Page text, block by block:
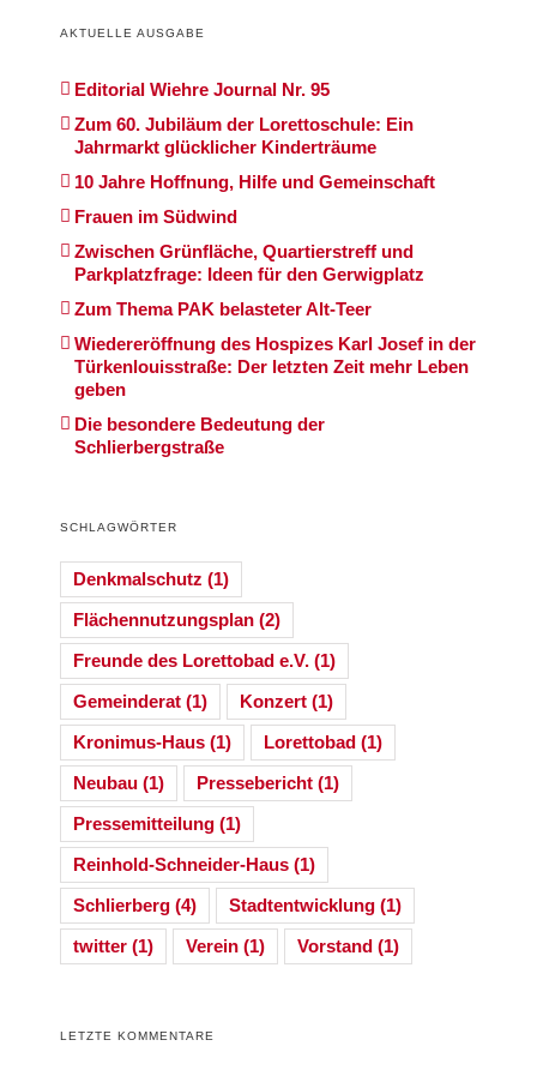
AKTUELLE AUSGABE
Editorial Wiehre Journal Nr. 95
Zum 60. Jubiläum der Lorettoschule: Ein
Jahrmarkt glücklicher Kinderträume
10 Jahre Hoffnung, Hilfe und Gemeinschaft
Frauen im Südwind
Zwischen Grünfläche, Quartierstreff und
Parkplatzfrage: Ideen für den Gerwigplatz
Zum Thema PAK belasteter Alt-Teer
Wiedereröffnung des Hospizes Karl Josef in der
Türkenlouisstraße: Der letzten Zeit mehr Leben
geben
Die besondere Bedeutung der
Schlierbergstraße
SCHLAGWÖRTER
Denkmalschutz (1)
Flächennutzungsplan (2)
Freunde des Lorettobad e.V. (1)
Gemeinderat (1) Konzert (1)
Kronimus-Haus (1) Lorettobad (1)
Neubau (1) Pressebericht (1)
Pressemitteilung (1)
Reinhold-Schneider-Haus (1)
Schlierberg (4) Stadtentwicklung (1)
twitter (1) Verein (1) Vorstand (1)
LETZTE KOMMENTARE